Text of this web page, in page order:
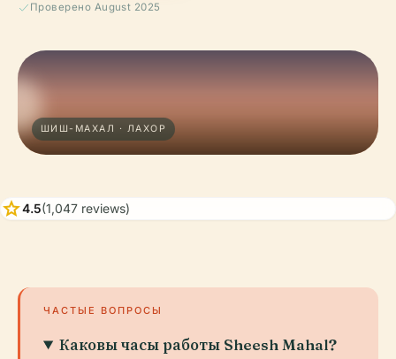
Проверено August 2025
ШИШ-МАХАЛ · ЛАХОР
star4.5(1,047 reviews)
ЧАСТЫЕ ВОПРОСЫ
Каковы часы работы Sheesh Mahal?